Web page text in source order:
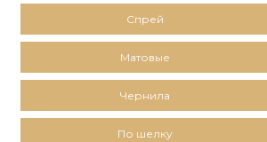
Спрей
Матовые
Чернила
По шелку